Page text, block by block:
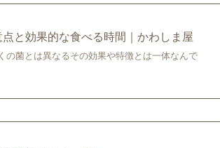
と効果的な食べる時間｜かわしま屋
の菌とは異なるその効果や特徴とは一体なんで